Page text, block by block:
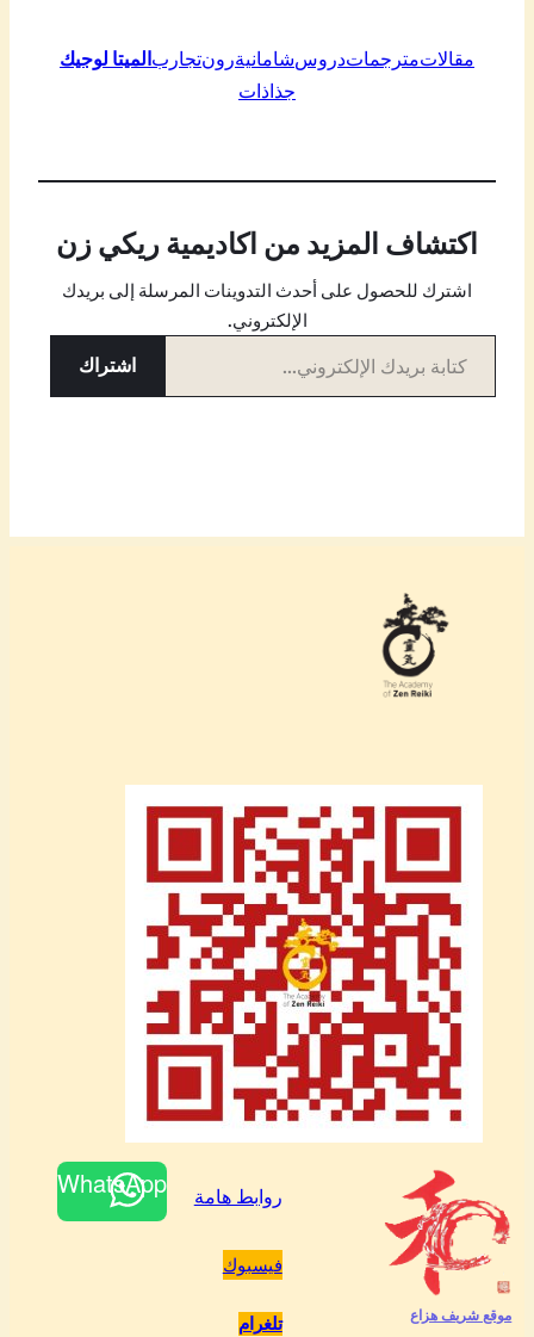
مقالاتمترجماتدروسشامانيةرونتجاربالميتا لوجيك
جذاذات
اكتشاف المزيد من اكاديمية ريكي زن
اشترك للحصول على أحدث التدوينات المرسلة إلى بريدك
الإلكتروني.
كتابة بريدك الإلكتروني…
اشتراك
موقع شريف هزاع
روابط هامة
فيسبوك
تلغرام
WhatsApp